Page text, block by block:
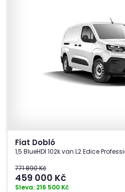
Fiat Dobló
1,5 BlueHDI 102k van L2 Edice
771 890 Kč
459 000 Kč
Sleva: 216 500 Kč